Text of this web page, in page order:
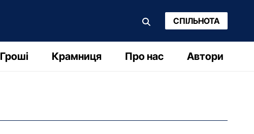
СПІЛЬНОТА
Гроші Крамниця Про нас Автори